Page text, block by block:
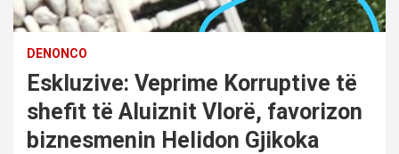
DENONCO
Eskluzive: Veprime Korruptive të
shefit të Aluiznit Vlorë, favorizon
biznesmenin Helidon Gjikoka